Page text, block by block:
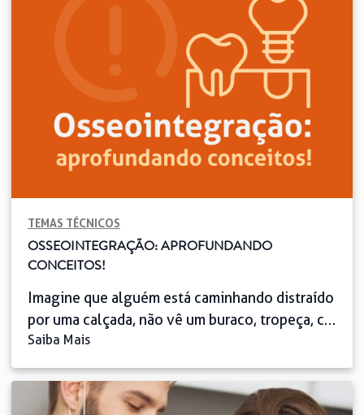
superimportantes, como a preservação do
tecido ósseo e mucosa, assim como a
durabilidade e precisão do […]
TEMAS TÉCNICOS
OSSEOINTEGRAÇÃO: APROFUNDANDO
CONCEITOS!
Imagine que alguém está caminhando distraído
por uma calçada, não vê um buraco, tropeça, cai
e quebra a perna. O tratamento será usar gesso,
movimentação do membro enquanto o
organismo se encarrega de consertar o osso
Saiba Mais